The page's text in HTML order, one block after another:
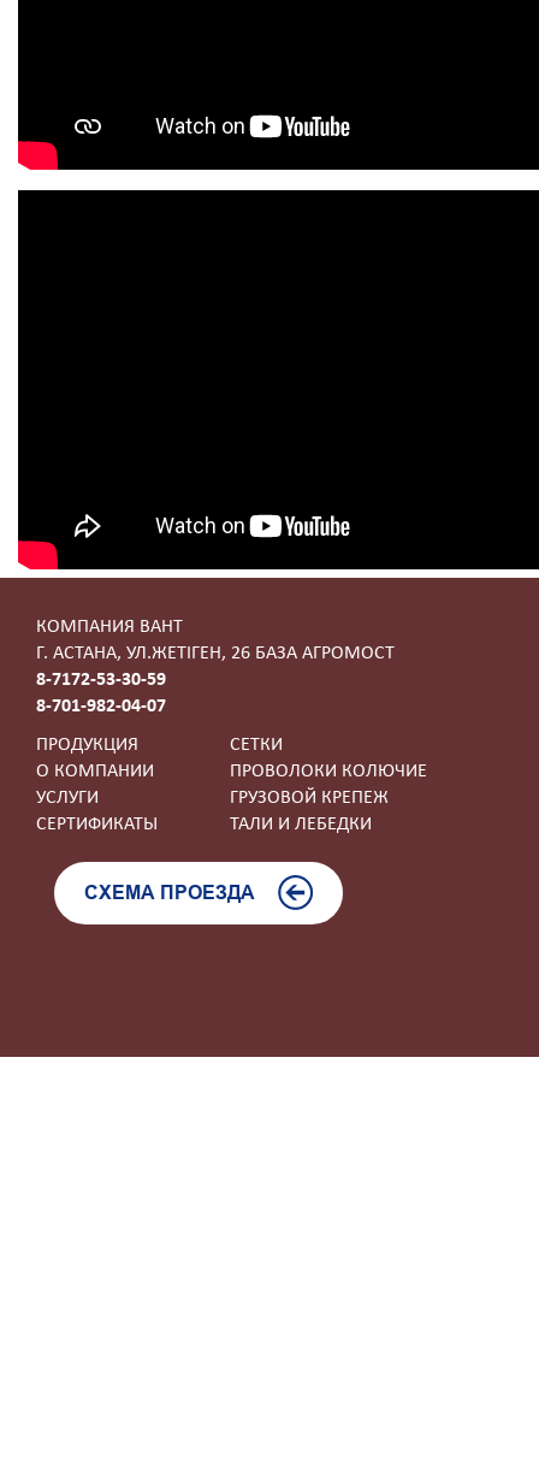
КОМПАНИЯ ВАНТ
Г. АСТАНА, УЛ.ЖЕТIГЕН, 26 БАЗА АГРОМОСТ
8-7172-53-30-59
8-701-982-04-07
ПРОДУКЦИЯ
О КОМПАНИИ
УСЛУГИ
СЕРТИФИКАТЫ
СЕТКИ
ПРОВОЛОКИ КОЛЮЧИЕ
ГРУЗОВОЙ КРЕПЕЖ
ТАЛИ И ЛЕБЕДКИ
СХЕМА ПРОЕЗДА